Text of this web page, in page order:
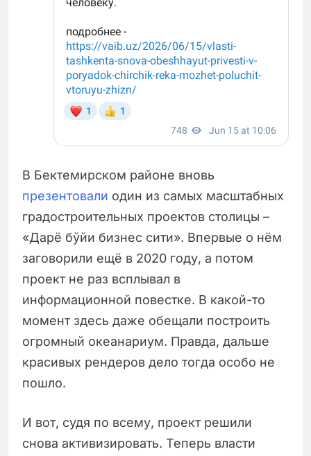
В Бектемирском районе вновь
презентовали один из самых масштабных
градостроительных проектов столицы –
«Дарё бўйи бизнес сити». Впервые о нём
заговорили ещё в 2020 году, а потом
проект не раз всплывал в
информационной повестке. В какой-то
момент здесь даже обещали построить
огромный океанариум. Правда, дальше
красивых рендеров дело тогда особо не
пошло.
И вот, судя по всему, проект решили
снова активизировать. Теперь власти